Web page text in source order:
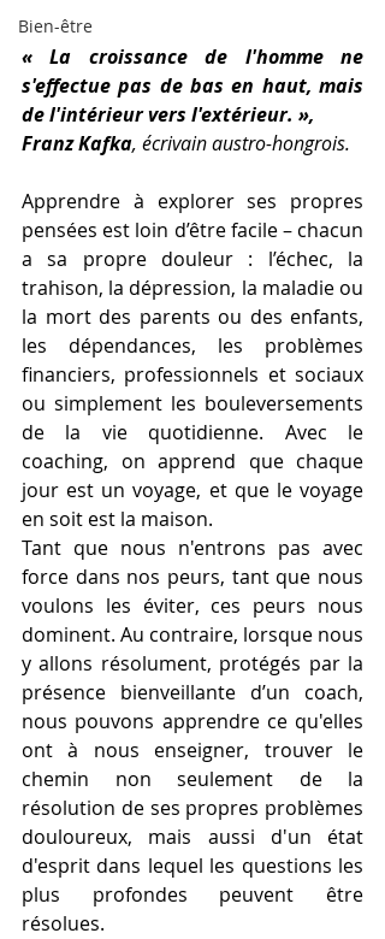
Bien-être
« La croissance de l'homme ne
s'effectue pas de bas en haut, mais
de l'intérieur vers l'extérieur. »,
Franz Kafka, écrivain austro-hongrois.
Apprendre à explorer ses propres
pensées est loin d’être facile – chacun
a sa propre douleur : l’échec, la
trahison, la dépression, la maladie ou
la mort des parents ou des enfants,
les dépendances, les problèmes
financiers, professionnels et sociaux
ou simplement les bouleversements
de la vie quotidienne. Avec le
coaching, on apprend que chaque
jour est un voyage, et que le voyage
en soit est la maison.
Tant que nous n'entrons pas avec
force dans nos peurs, tant que nous
voulons les éviter, ces peurs nous
dominent. Au contraire, lorsque nous
y allons résolument, protégés par la
présence bienveillante d’un coach,
nous pouvons apprendre ce qu'elles
ont à nous enseigner, trouver le
chemin non seulement de la
résolution de ses propres problèmes
douloureux, mais aussi d'un état
d'esprit dans lequel les questions les
plus profondes peuvent être
résolues.